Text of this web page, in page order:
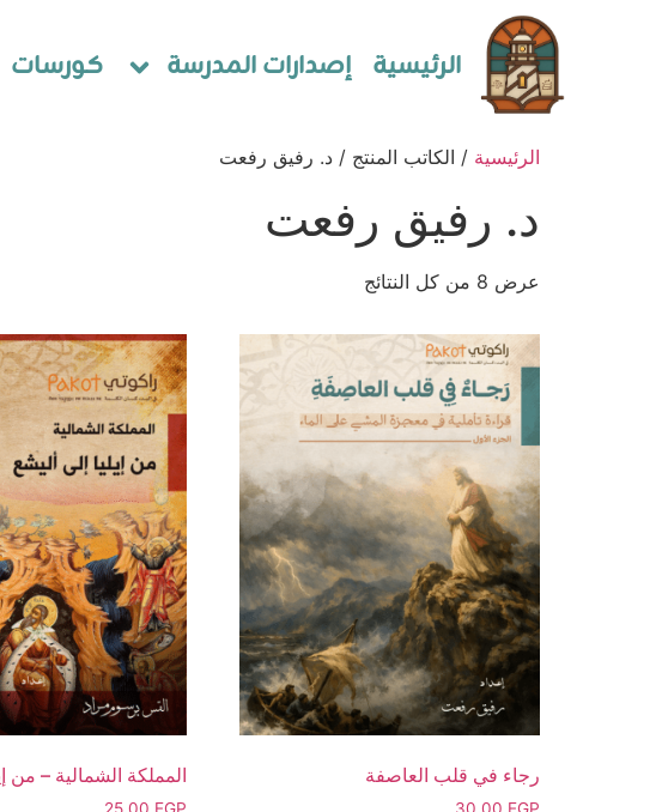
الرئيسية إصدارات المدرسة كورسات
الرئيسية / الكاتب المنتج / د. رفيق رفعت
د. رفيق رفعت
عرض ⁦8⁩ من كل النتائج
رجاء في قلب العاصفة
30,00 EGP
المملكة الشمالية – من
25,00 EGP